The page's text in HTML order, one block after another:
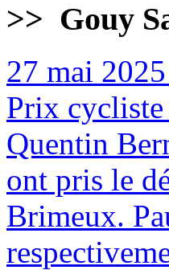
>> Gouy
27 mai 2025
Prix
Quentin
ont pris le
Brimeux.